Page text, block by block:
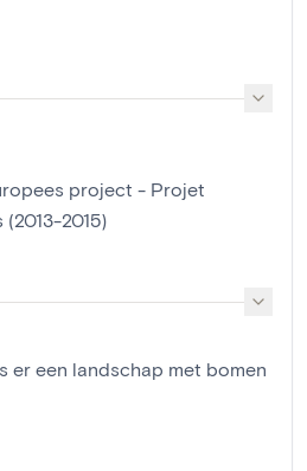
project - Projet
2015)
er een landschap met bomen